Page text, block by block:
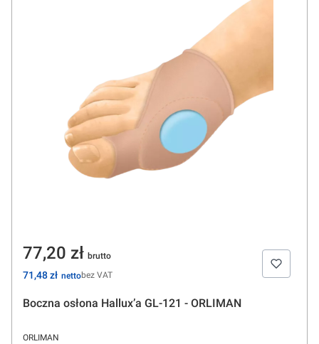
Boczna osłona Hallux’a GL-121 - ORLIMAN
PRODUCENT
ORLIMAN
Cena
77,20 zł
Cena
71,48 zł bez VAT